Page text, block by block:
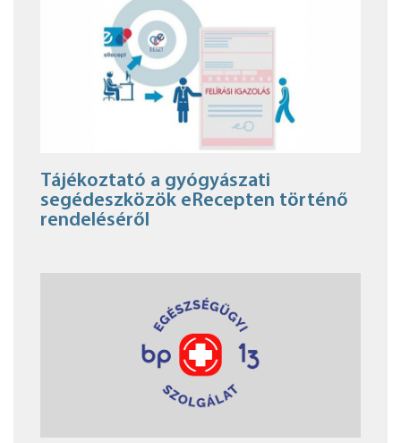
Tájékoztató a gyógyászati
segédeszközök eRecepten történő
rendeléséről